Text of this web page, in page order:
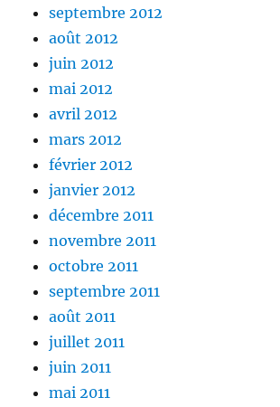
septembre 2012
août 2012
juin 2012
mai 2012
avril 2012
mars 2012
février 2012
janvier 2012
décembre 2011
novembre 2011
octobre 2011
septembre 2011
août 2011
juillet 2011
juin 2011
mai 2011